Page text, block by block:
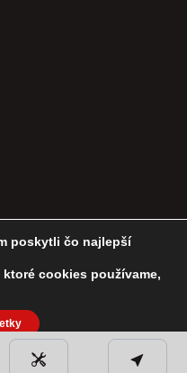
Design & code by:
čo najlepší zážitok z
cookies používame, alebo